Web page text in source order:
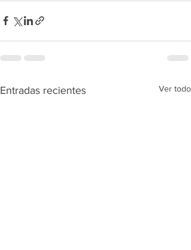
Entradas recientes Ver todo